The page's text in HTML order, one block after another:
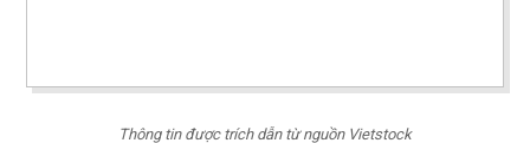
Thông tin được trích dẫn từ nguồn Vietstock